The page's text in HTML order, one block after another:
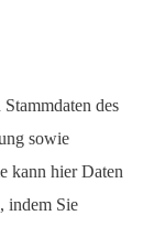
des
sowie
kann hier Daten
indem Sie